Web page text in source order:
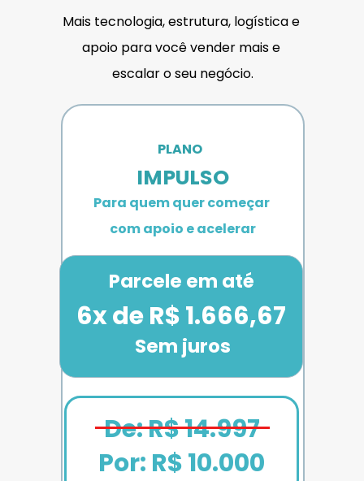
Mais tecnologia, estrutura, logística e
apoio para você vender mais e
escalar o seu negócio.
Parcele em até
6x de R$ 1.666,67
Sem juros
PLANO
IMPULSO
Para quem quer começar
com apoio e acelerar
De: R$ 14.997
Por: R$ 10.000